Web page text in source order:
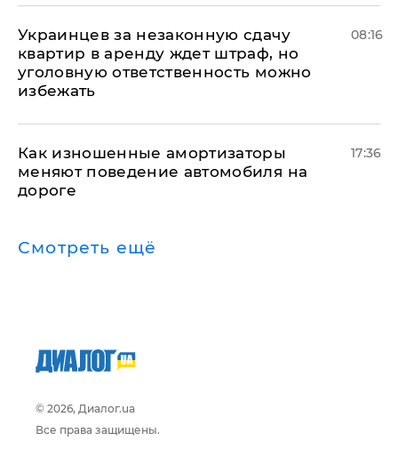
Украинцев за незаконную сдачу
квартир в аренду ждет штраф, но
уголовную ответственность можно
избежать
08:16
Как изношенные амортизаторы
меняют поведение автомобиля на
дороге
17:36
Смотреть ещё
© 2026, Диалог.ua
Все права защищены.